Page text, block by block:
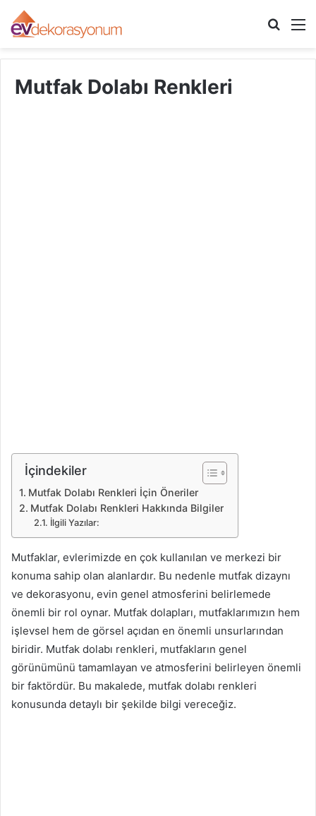
Arama
Mutfak Dolabı Renkleri
İçindekiler
Mutfak Dolabı Renkleri İçin Öneriler
Mutfak Dolabı Renkleri Hakkında Bilgiler
İlgili Yazılar:
Mutfaklar, evlerimizde en çok kullanılan ve merkezi bir
konuma sahip olan alanlardır. Bu nedenle mutfak dizaynı
ve dekorasyonu, evin genel atmosferini belirlemede
önemli bir rol oynar. Mutfak dolapları, mutfaklarımızın hem
işlevsel hem de görsel açıdan en önemli unsurlarından
biridir. Mutfak dolabı renkleri, mutfakların genel
görünümünü tamamlayan ve atmosferini belirleyen önemli
bir faktördür. Bu makalede, mutfak dolabı renkleri
konusunda detaylı bir şekilde bilgi vereceğiz.